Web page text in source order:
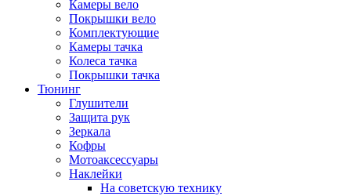
Камеры вело
Покрышки вело
Комплектующие
Камеры тачка
Колеса тачка
Покрышки тачка
Тюнинг
Глушители
Защита рук
Зеркала
Кофры
Мотоаксессуары
Наклейки
На советскую технику